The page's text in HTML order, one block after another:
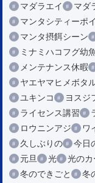
マダラエイ
マダ
マンタシティーポ
マンタ摂餌シーン
ミナミハコフグ幼魚
メンテナンス休暇
ヤエヤマヒメボタ
ユキンコ
ヨスジ
ライセンス講習
ロウニンアジ
ワ
久しぶりの
今日
元旦
光 光のカ
冬のできごと
冬